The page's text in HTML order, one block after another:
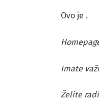
Ovo je .
Imate
Želite